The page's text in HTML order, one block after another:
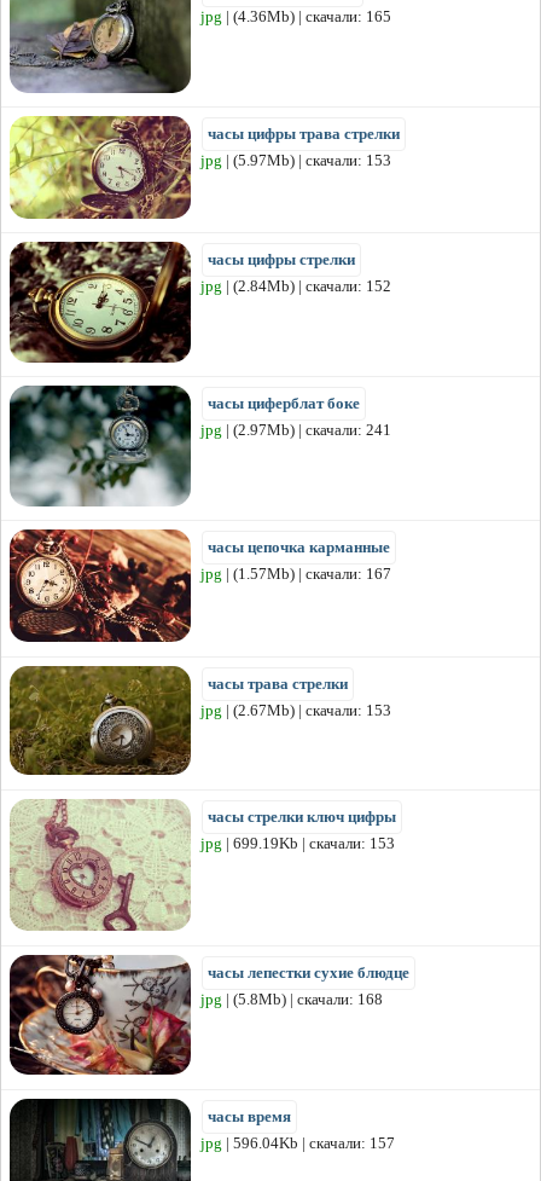
jpg | (4.36Mb) | скачали: 165
часы цифры трава стрелки
jpg | (5.97Mb) | скачали: 153
часы цифры стрелки
jpg | (2.84Mb) | скачали: 152
часы циферблат боке
jpg | (2.97Mb) | скачали: 241
часы цепочка карманные
jpg | (1.57Mb) | скачали: 167
часы трава стрелки
jpg | (2.67Mb) | скачали: 153
часы стрелки ключ цифры
jpg | 699.19Kb | скачали: 153
часы лепестки сухие блюдце
jpg | (5.8Mb) | скачали: 168
часы время
jpg | 596.04Kb | скачали: 157